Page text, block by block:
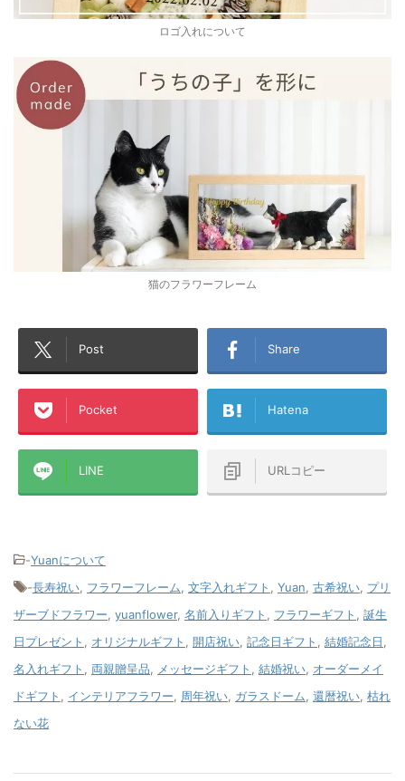
ロゴ入れについて
猫のフラワーフレーム
Post Share
Pocket Hatena
LINE URLコピー
-Yuanについて
-長寿祝い, フラワーフレーム, 文字入れギフト , Yuan, 古希祝い, プリ
ザーブドフラワー, yuanflower, 名前入りギフト , フラワーギフト , 誕生
日プレゼント , オリジナルギフト , 開店祝い, 記念日ギフト , 結婚記念日,
名入れギフト , 両親贈呈品, メッセージギフト , 結婚祝い, オーダーメイ
ドギフト , インテリアフラワー, 周年祝い, ガラスドーム, 還暦祝い, 枯れ
ない花